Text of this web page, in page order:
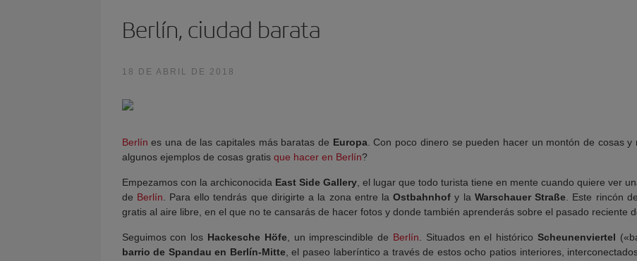
Berlín, ciudad barata
18 DE ABRIL DE 2018
Berlín es una de las capitales más baratas de Europa. Con poco dinero se pueden hacer un montón de cosas
algunos ejemplos de cosas gratis que hacer en Berlín?
Empezamos con la archiconocida East Side Gallery, el lugar que todo turista tiene en mente cuando quiere ver
de Berlín . Para ello tendrás que dirigirte a la zona entre laOstbahnhof y la Warschauer Straße . Este rincón
gratis al aire libre, en el que no te cansarás de hacer fotos y donde también aprenderás sobre el pasado reciente
Seguimos con los Hackesche Höfe, un imprescindible de Berlín . Situados en el históricoScheunenviertel
barrio de Spandau en Berlín-Mitte, el paseo laberíntico a través de estos ocho patios interiores,